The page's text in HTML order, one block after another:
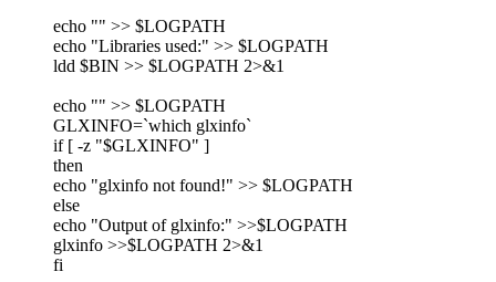
echo "" >> $LOGPATH
echo "Libraries used:" >> $LOGPATH
ldd $BIN >> $LOGPATH 2>&1
echo "" >> $LOGPATH
GLXINFO=`which glxinfo`
if [ -z "$GLXINFO" ]
then
echo "glxinfo not found!" >> $LOGPATH
else
echo "Output of glxinfo:" >>$LOGPATH
glxinfo >>$LOGPATH 2>&1
fi